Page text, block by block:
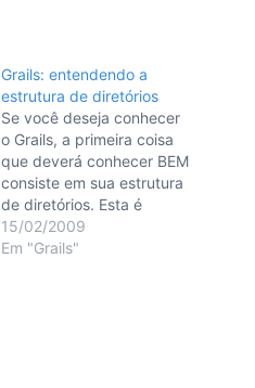
Grails: entendendo a
estrutura de diretórios
Se você deseja conhecer
o Grails, a primeira coisa
que deverá conhecer BEM
consiste em sua estrutura
de diretórios. Esta é
criada após a execução
do comando grails create-
15/02/2009
Em "Grails"